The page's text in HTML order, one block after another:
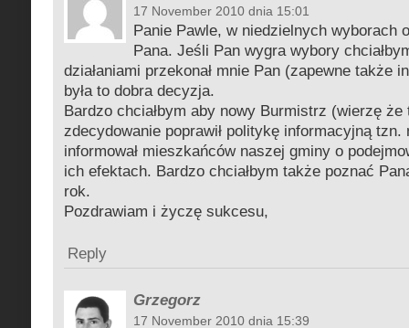
17 November 2010 dnia 15:01
Panie Pawle, w niedzielnych wyborach
Pana. Jeśli Pan wygra wybory
działaniami przekonał mnie Pan (zapewne także
była to dobra decyzja.
Bardzo chciałbym aby nowy Burmistrz (wierzę
zdecydowanie poprawił politykę informacyjną
informował mieszkańców naszej gminy o
ich efektach. Bardzo chciałbym także poznać
rok.
Pozdrawiam i życzę sukcesu,
Reply
Grzegorz
17 November 2010 dnia 15:39